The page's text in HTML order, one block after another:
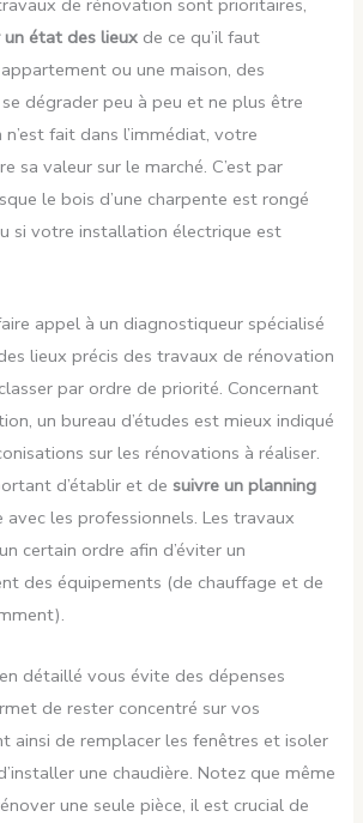
de rénovation sont prioritaires,
état des lieux de ce qu’il faut
ou une maison, des
dégrader peu à peu et ne plus être
n’est fait dans l’immédiat, votre
sa valeur sur le marché. C’est par
le bois d’une charpente est rongé
si votre installation électrique est
appel à un diagnostiqueur spécialisé
lieux précis des travaux de rénovation
par ordre de priorité. Concernant
un bureau d’études est mieux indiqué
sur les rénovations à réaliser.
d’établir et desuivre un planning
avec les professionnels. Les travaux
certain ordre afin d’éviter un
des équipements (de chauffage et de
détaillé vous évite des dépenses
de rester concentré sur vos
ainsi de remplacer les fenêtres et isoler
une chaudière. Notez que même
une seule pièce, il est crucial de